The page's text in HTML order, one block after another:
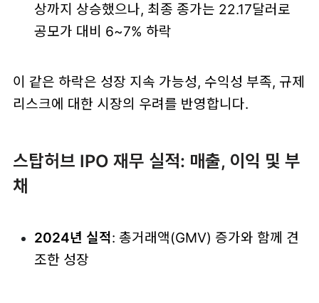
상까지 상승했으나, 최종 종가는 22.17달러로
공모가 대비 6~7% 하락
이 같은 하락은 성장 지속 가능성, 수익성 부족, 규제
리스크에 대한 시장의 우려를 반영합니다.
스탑허브 IPO 재무 실적: 매출, 이익 및 부
채
2024년 실적: 총거래액(GMV) 증가와 함께 견
조한 성장